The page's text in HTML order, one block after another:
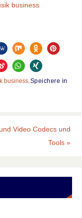
business
business.Speichere in
Video Codecs und
Tools»